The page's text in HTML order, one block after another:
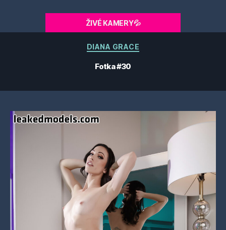
ŽIVÉ KAMERY💦
Kategorie
DIANA GRACE
Fotka #30